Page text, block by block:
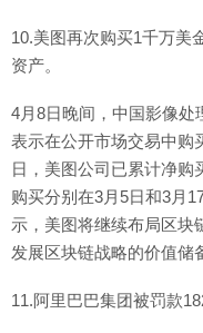
10.美图再次购买1千万美
资产。
4月8日晚间，中国影像处
表示在公开市场交易中购
日，美图公司已累计净购
购买分别在3月5日和3月
示，美图将继续布局区块
发展区块链战略的价值储
11.阿里巴巴集团被罚款